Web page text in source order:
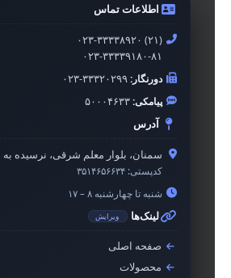
اطلاعات تماس
۰۲۳-۳۳۳۳۸۹۲۰ (۲۱)
۰۲۳-۳۳۳۳۹۱۸۰-۸۱
دورنگار:۰۲۳-۳۳۳۲۰۲۹۹
پیامکی:۵۰۰۰۴۶۳۳
آدرس
سمنان، بلوار معلم شرقی، نرسیده
کدپستی: ۳۵۱۴۶۵۶۶۳۴
شنبه تا چهارشنبه ۸ – ۱۷
لینک‌ها ویرایش
صفحه اصلی
محصولات